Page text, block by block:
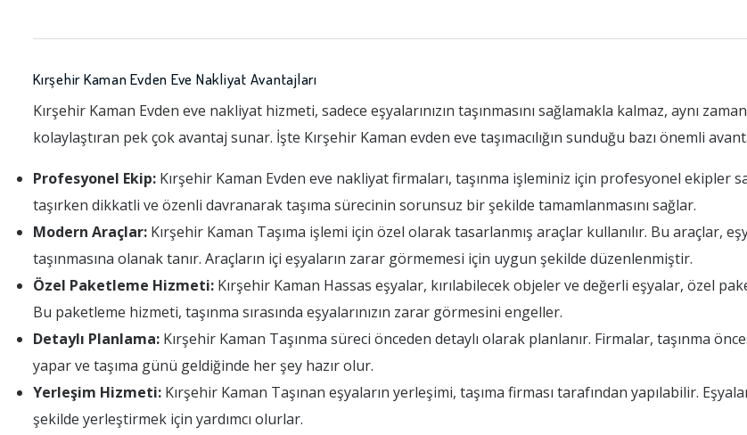
Kırşehir Kaman Evden Eve Nakliyat Avantajları
Kırşehir Kaman Evden eve nakliyat hizmeti, sadece eşyalarınızın taşınmasını sağlamakla kalmaz, aynı
kolaylaştıran pek çok avantaj sunar. İşte Kırşehir Kaman evden eve taşımacılığın sunduğu bazı önemli
Profesyonel Ekip: Kırşehir Kaman Evden eve nakliyat firmaları, taşınma işleminiz için profesyonel ekipler
taşırken dikkatli ve özenli davranarak taşıma sürecinin sorunsuz bir şekilde tamamlanmasını sağlar.
Modern Araçlar: Kırşehir Kaman Taşıma işlemi için özel olarak tasarlanmış araçlar kullanılır. Bu araçlar,
taşınmasına olanak tanır. Araçların içi eşyaların zarar görmemesi için uygun şekilde düzenlenmiştir.
Özel Paketleme Hizmeti: Kırşehir Kaman Hassas eşyalar, kırılabilecek objeler ve değerli eşyalar, özel
Bu paketleme hizmeti, taşınma sırasında eşyalarınızın zarar görmesini engeller.
Detaylı Planlama: Kırşehir Kaman Taşınma süreci önceden detaylı olarak planlanır. Firmalar, taşınma
yapar ve taşıma günü geldiğinde her şey hazır olur.
Yerleşim Hizmeti: Kırşehir Kaman Taşınan eşyaların yerleşimi, taşıma firması tarafından yapılabilir.
şekilde yerleştirmek için yardımcı olurlar.